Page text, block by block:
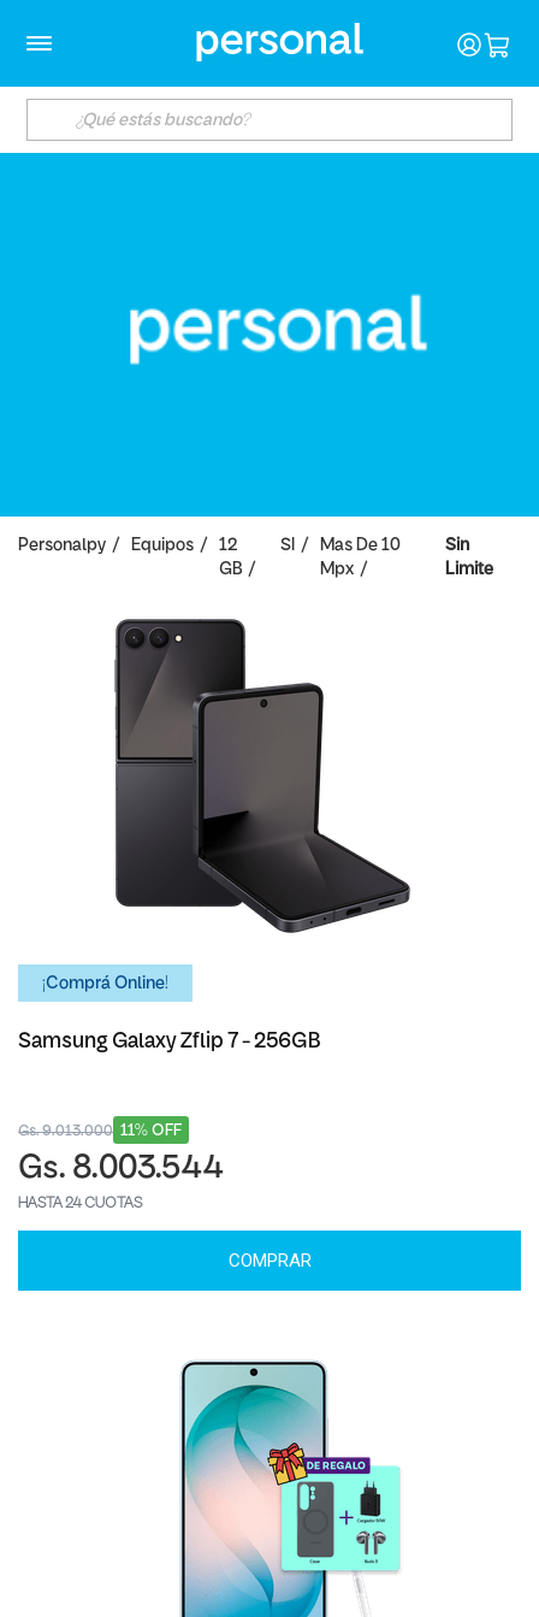
Personalpy Equipos
12
GB
SI
Mas De 10
Mpx
Sin
Limite
¡Comprá Online!
Samsung Galaxy Zflip 7 - 256GB
11% OFF
Gs. 9.013.000
Gs. 8.003.544
HASTA 24 CUOTAS
COMPRAR